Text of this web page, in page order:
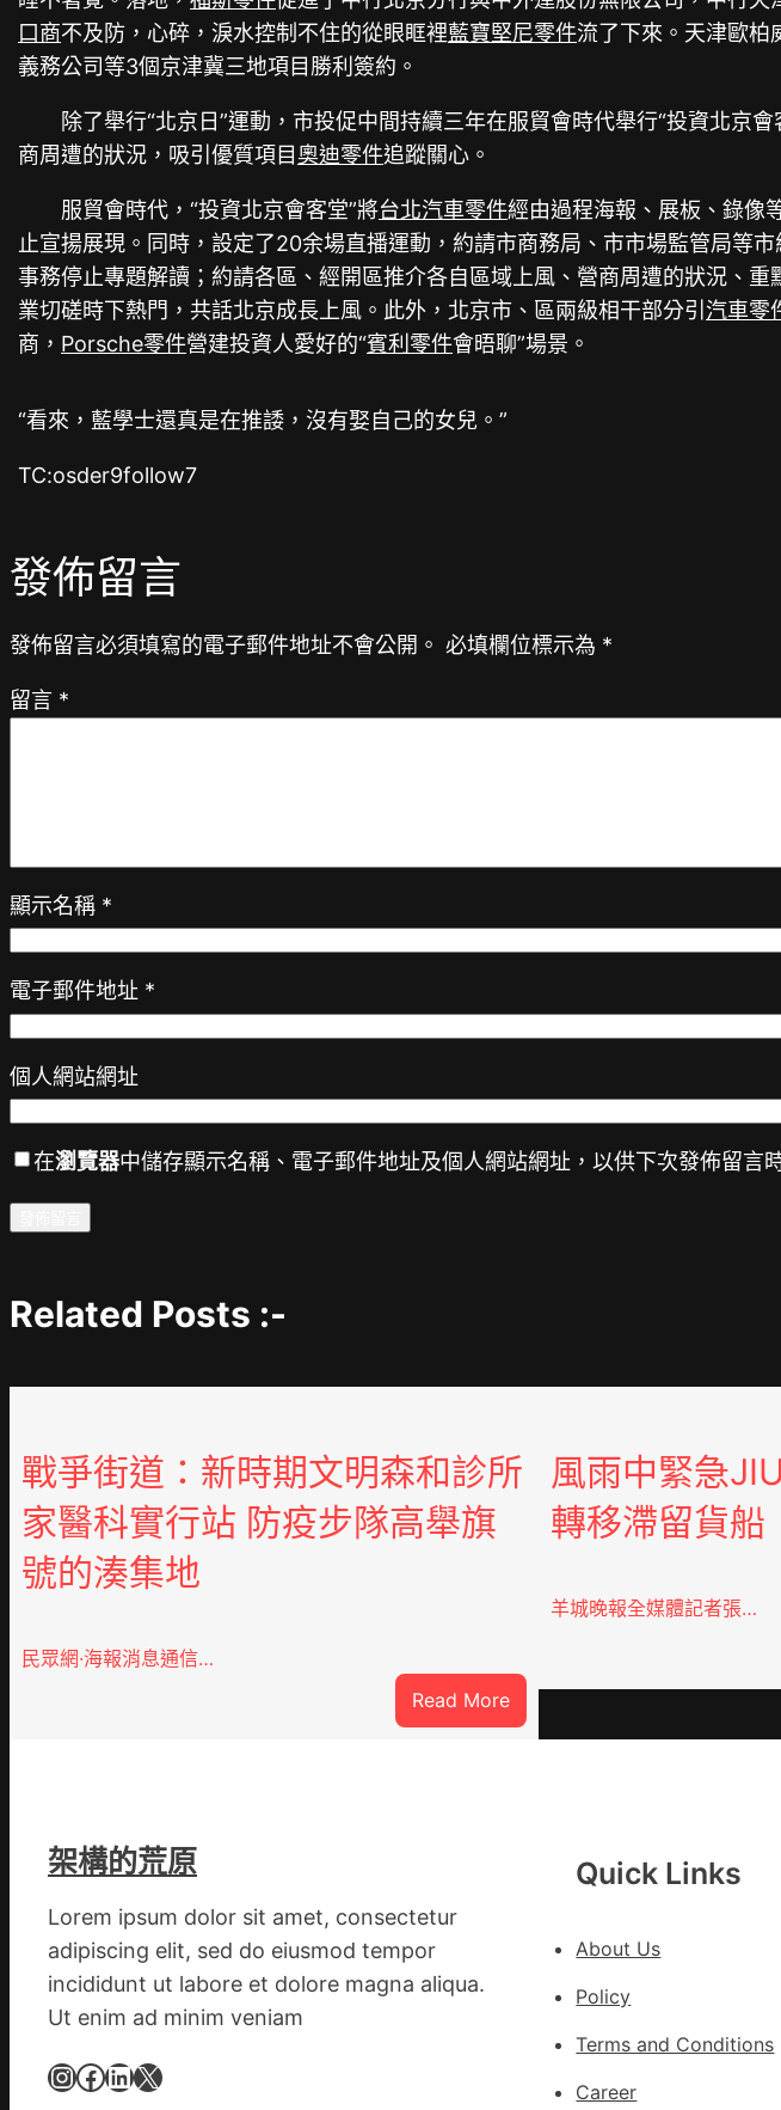
口商不及防，心碎，淚水控制不住的從眼眶裡藍寶堅尼零件流了下來。天津歐柏
義務公司等3個京津冀三地項目勝利簽約。
除了舉行“北京日”運動，市投促中間持續三年在服貿會時代舉行“投資北京
商周遭的狀況，吸引優質項目 奧迪零件追蹤關心。
服貿會時代，“投資北京會客堂”將台北汽車零件經由過程海報、展板、錄像
止宣揚展現。同時，設定了20余場直播運動，約請市商務局、市市場監管局等
事務停止專題解讀；約請各區、經開區推介各自區域上風、營商周遭的狀況、
業切磋時下熱門，共話北京成長上風。此外，北京市、區兩級相干部分引汽車零
商， Porsche零件營建投資人愛好的“賓利零件會晤聊”場景。
“看來，藍學士還真是在推諉，沒有娶自己的女兒。”
TC:osder9follow7
發佈留言
發佈留言必須填寫的電子郵件地址不會公開。 必填欄位標示為 *
留言 *
顯示名稱 *
電子郵件地址 *
個人網站網址
在瀏覽器中儲存顯示名稱、電子郵件地址及個人網站網址，以供下次發佈留言
Related Posts :-
戰爭街道：新時期文明森和診所
家醫科實行站 防疫步隊高舉旗
號的湊集地
民眾網·海報消息通信…
Read More:
戰
風雨中緊急
轉移滯留貨船
羊城晚報全媒體記者張…
架構的荒原
Lorem ipsum dolor sit amet, consectetur
adipiscing elit, sed do eiusmod tempor
incididunt ut labore et dolore magna aliqua.
Ut enim ad minim veniam
InstagramFacebook LinkedIn X
Quick Links
About Us
Policy
Terms and Conditions
Career